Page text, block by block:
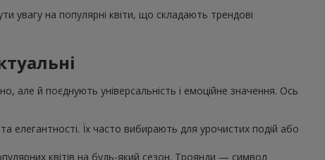
увагу на популярні квіти, що складають трендові
але й поєднують універсальність і емоційне значення. Ось
елегантності. Їх часто вибирають для урочистих подій або
квітів на будь-який сезон. Троянди — символ